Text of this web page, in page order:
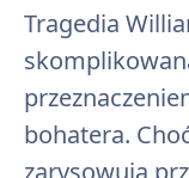
Tragedia
bohatera.
zarysowują